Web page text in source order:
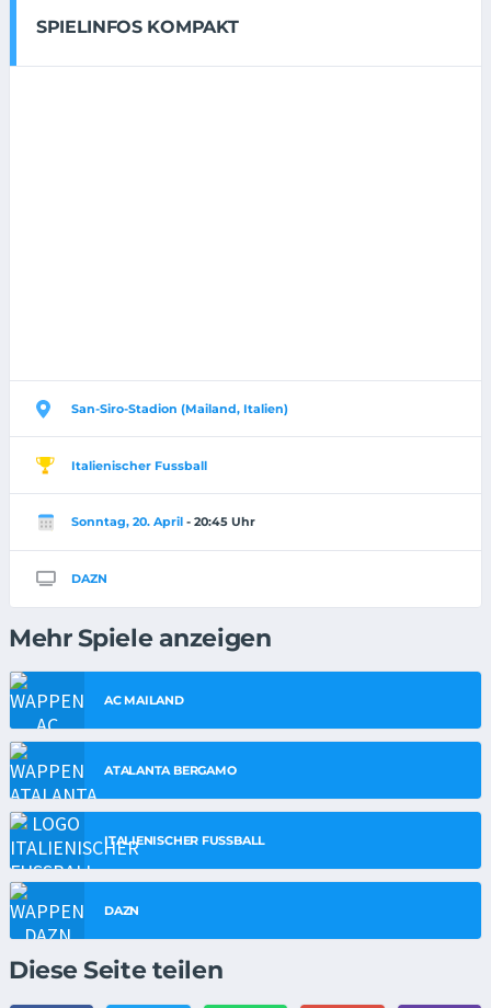
SPIELINFOS KOMPAKT
San-Siro-Stadion (Mailand, Italien)
Italienischer Fussball
Sonntag, 20. April - 20:45 Uhr
DAZN
Mehr Spiele anzeigen
AC MAILAND
ATALANTA BERGAMO
ITALIENISCHER FUSSBALL
DAZN
Diese Seite teilen